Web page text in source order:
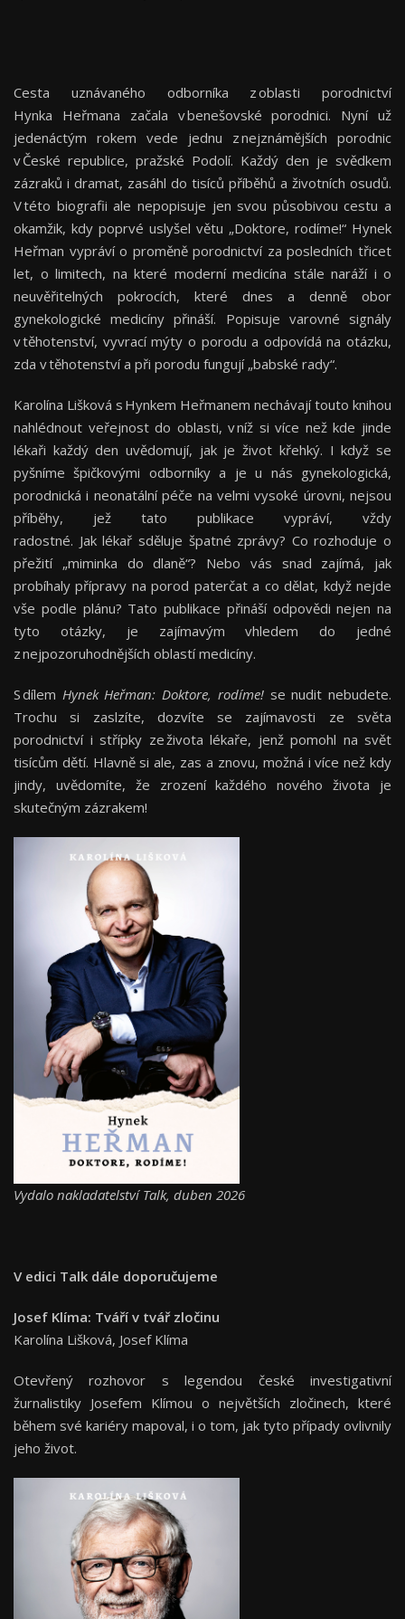
Cesta uznávaného odborníka z oblasti porodnictví
Hynka Heřmana začala v benešovské porodnici. Nyní už
jedenáctým rokem vede jednu z nejznámějších porodnic
v České republice, pražské Podolí. Každý den je svědkem
zázraků i dramat, zasáhl do tisíců příběhů a životních osudů.
V této biografii ale nepopisuje jen svou působivou cestu a
okamžik, kdy poprvé uslyšel větu „Doktore, rodíme!“ Hynek
Heřman vypráví o proměně porodnictví za posledních třicet
let, o limitech, na které moderní medicína stále naráží i o
neuvěřitelných pokrocích, které dnes a denně obor
gynekologické medicíny přináší. Popisuje varovné signály
v těhotenství, vyvrací mýty o porodu a odpovídá na otázku,
zda v těhotenství a při porodu fungují „babské rady“.
Karolína Lišková s Hynkem Heřmanem nechávají touto knihou
nahlédnout veřejnost do oblasti, v níž si více než kde jinde
lékaři každý den uvědomují, jak je život křehký. I když se
pyšníme špičkovými odborníky a je u nás gynekologická,
porodnická i neonatální péče na velmi vysoké úrovni, nejsou
příběhy, jež tato publikace vypráví, vždy
radostné. Jak lékař sděluje špatné zprávy? Co rozhoduje o
přežití „miminka do dlaně“? Nebo vás snad zajímá, jak
probíhaly přípravy na porod paterčat a co dělat, když nejde
vše podle plánu? Tato publikace přináší odpovědi nejen na
tyto otázky, je zajímavým vhledem do jedné
z nejpozoruhodnějších oblastí medicíny.
S dílem Hynek Heřman: Doktore, rodíme!se nudit nebudete.
Trochu si zaslzíte, dozvíte se zajímavosti ze světa
porodnictví i střípky ze života lékaře, jenž pomohl na svět
tisícům dětí. Hlavně si ale, zas a znovu, možná i více než kdy
jindy, uvědomíte, že zrození každého nového života je
skutečným zázrakem!
Vydalo nakladatelství Talk, duben 2026
V edici Talk dále doporučujeme
Josef Klíma: Tváří v tvář zločinu
Karolína Lišková, Josef Klíma
Otevřený rozhovor s legendou české investigativní
žurnalistiky Josefem Klímou o největších zločinech, které
během své kariéry mapoval, i o tom, jak tyto případy ovlivnily
jeho život.